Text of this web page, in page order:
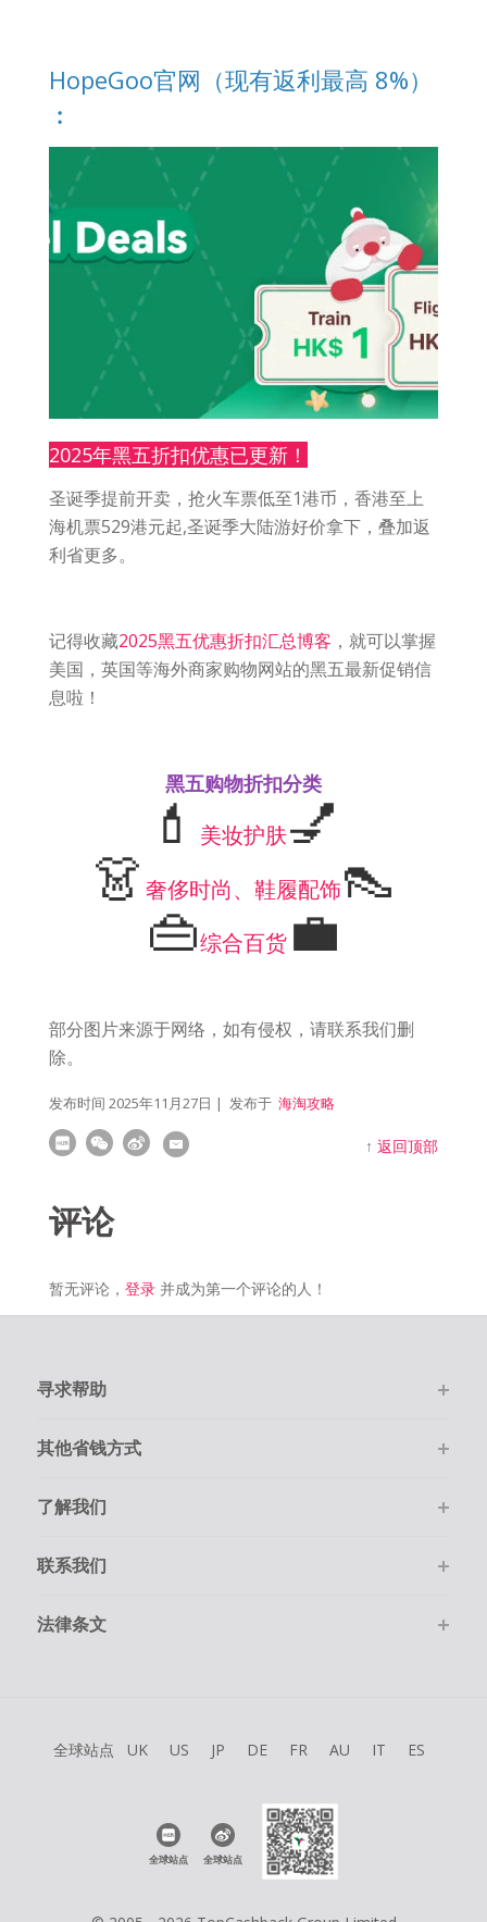
HopeGoo官网（现有返利最高 8%）
︰
2025年黑五折扣优惠已更新！
圣诞季提前开卖，抢火车票低至1港币，香港至上
海机票529港元起,圣诞季大陆游好价拿下，叠加返
利省更多。
记得收藏2025黑五优惠折扣汇总博客 ，就可以掌握
美国，英国等海外商家购物网站的黑五最新促销信
息啦！
黑五购物折扣分类
💄 美妆护肤💅
👗 奢侈时尚、鞋履配饰👠
👜综合百货 💼
部分图片来源于网络，如有侵权，请联系我们删
除。
发布时间 2025年11月27日 | 发布于 海淘攻略
↑返回顶部
评论
暂无评论， 登录并成为第一个评论的人！
寻求帮助
其他省钱方式
了解我们
联系我们
法律条文
全球站点 UK US JP DE FR AU IT ES
全球站点 全球站点